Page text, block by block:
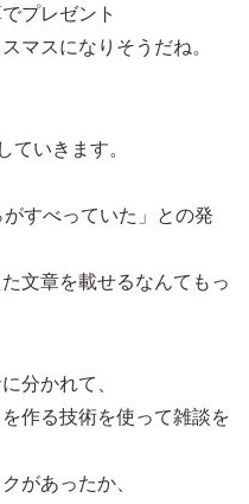
プレゼント
マスになりそうだね。
ていきます。
すべっていた」との発
文章を載せるなんてもっ
分かれて、
作る技術を使って雑談を
があったか、